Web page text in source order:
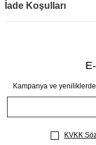
12 Adet Tatlı Çatal
İade Koşulları
Kampanya ve
KVKK